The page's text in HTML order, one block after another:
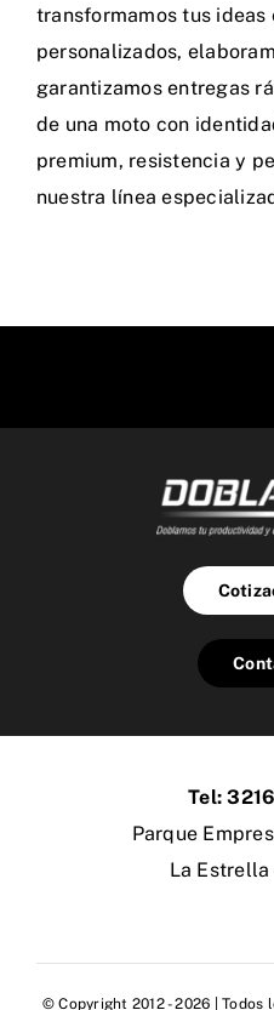
transformamos tus ideas
personalizados,
garantizamos entregas
de una moto con
premium, resistencia y
nuestra línea
Tel:
Parque
La Estrella
© Copyright 2012 - 2026 |